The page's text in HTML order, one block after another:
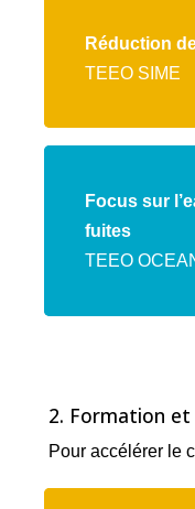
Réduction
TEEO SIME
l'offre
SIME
Focus sur
fuites
TEEO
l'offre
TEEO
2. Formation
Pour accélérer le